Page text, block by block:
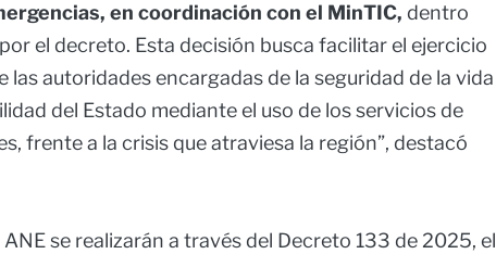
en coordinación con el MinTIC, dentro
el decreto. Esta decisión busca facilitar el ejercicio
las autoridades encargadas de la seguridad de la vida
del Estado mediante el uso de los servicios de
frente a la crisis que atraviesa la región”, destacó
se realizarán a través del Decreto 133 de 2025, el